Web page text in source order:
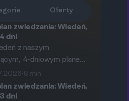
Oferty
zwiedzania: Wiedeń,
dni
z naszym
4-dniowym planem
Ten przewodnik
Cię przez najważniejsze
pałace,
•8 min
zwiedzania: Wiedeń,
dni